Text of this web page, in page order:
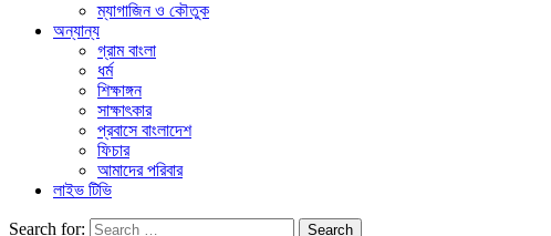
ম্যাগাজিন ও কৌতুক
অন্যান্য
গ্রাম বাংলা
ধর্ম
শিক্ষাঙ্গন
সাক্ষাৎকার
প্রবাসে বাংলাদেশ
ফিচার
আমাদের পরিবার
লাইভ টিভি
Search for: